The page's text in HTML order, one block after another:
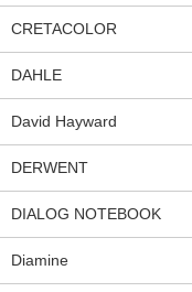
CRETACOLOR
DAHLE
David Hayward
DERWENT
DIALOG NOTEBOOK
Diamine